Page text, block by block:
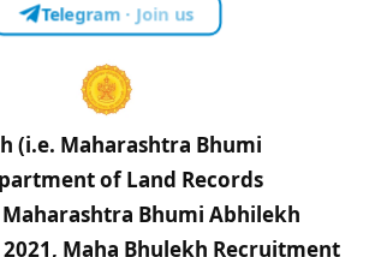
Telegram · Join us
(i.e. Maharashtra Bhumi
of Land Records
Bhumi Abhilekh
Maha Bhulekh Recruitment